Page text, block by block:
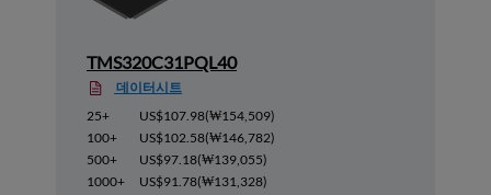
TMS320C31PQL40
데이터시트
25+
US$107.98(₩154,509)
100+
US$102.58(₩146,782)
500+
US$97.18(₩139,055)
1000+
US$91.78(₩131,328)